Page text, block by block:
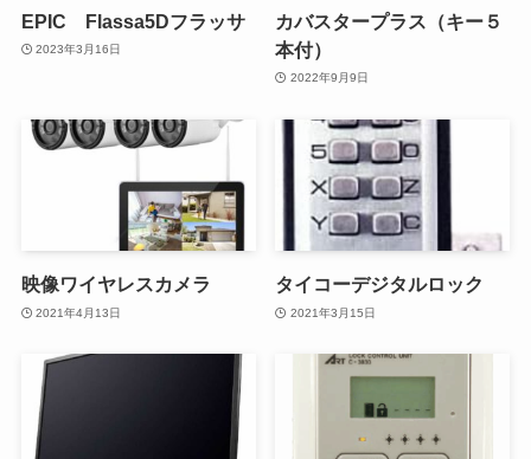
EPIC Flassa5Dフラッサ
2023年3月16日
カバスタープラス（キー５
本付）
2022年9月9日
映像ワイヤレスカメラ
2021年4月13日
タイコーデジタルロック
2021年3月15日